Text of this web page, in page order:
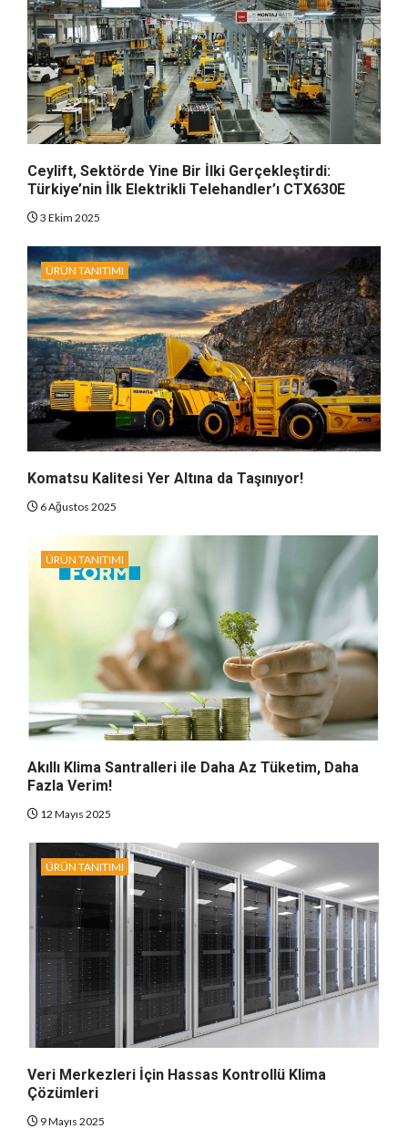
Ceylift, Sektörde Yine Bir İlki Gerçekleştirdi:
Türkiye’nin İlk Elektrikli Telehandler’ı CTX630E
3 Ekim 2025
ÜRÜN TANITIMI
Komatsu Kalitesi Yer Altına da Taşınıyor!
6 Ağustos 2025
ÜRÜN TANITIMI
Akıllı Klima Santralleri ile Daha Az Tüketim, Daha
Fazla Verim!
12 Mayıs 2025
ÜRÜN TANITIMI
Veri Merkezleri İçin Hassas Kontrollü Klima
Çözümleri
9 Mayıs 2025